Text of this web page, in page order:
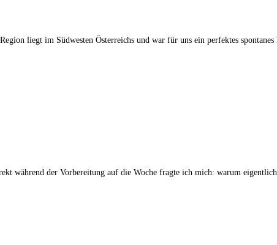
liegt im Südwesten Österreichs und war für uns ein perfektes
während der Vorbereitung auf die Woche fragte ich mich: warum